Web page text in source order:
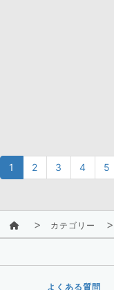
1 2 3 4 5
カテゴリー
よくある質問